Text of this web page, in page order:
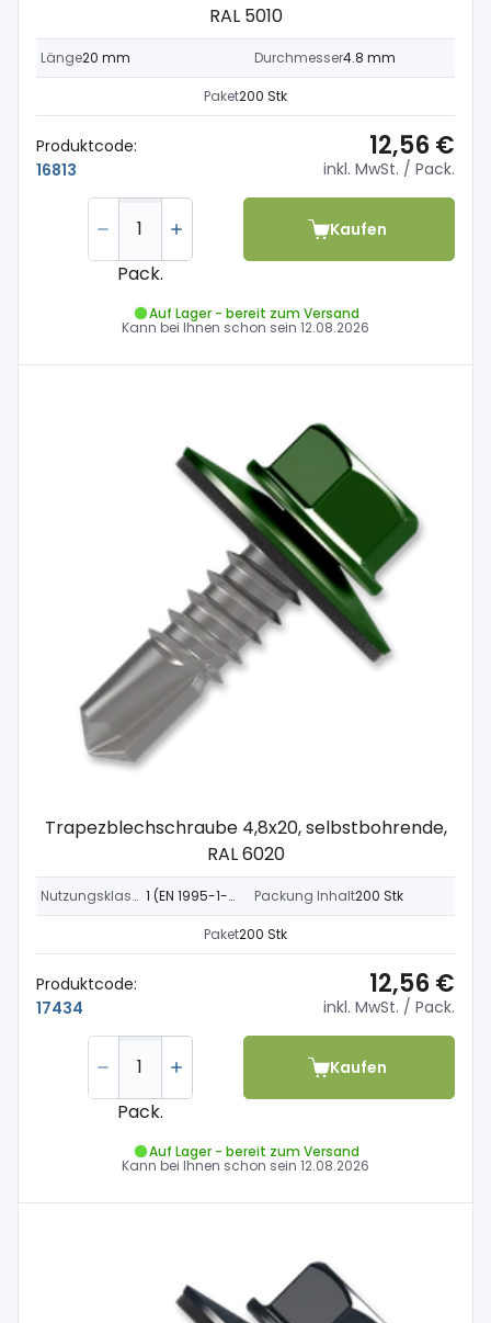
RAL 5010
Länge20 mm Durchmesser4.8 mm
Paket200 Stk
Produktcode:
16813
12,56 €
inkl. MwSt. / Pack.
Pack.
Kaufen
Auf Lager - bereit zum Versand
Kann bei Ihnen schon sein 12.08.2026
Trapezblechschraube 4,8x20, selbstbohrende,
RAL 6020
Nutzungsklasse 1 (EN 1995-1-1) Packung Inhalt200 Stk
Paket200 Stk
Produktcode:
17434
12,56 €
inkl. MwSt. / Pack.
Pack.
Kaufen
Auf Lager - bereit zum Versand
Kann bei Ihnen schon sein 12.08.2026